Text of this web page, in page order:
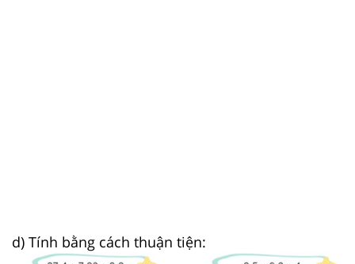
d) Tính bằng cách thuận tiện: